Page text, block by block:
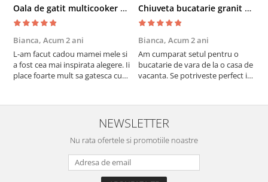
Oala de gatit multicooker 11 functii Instant Pot Pro Crisp 8 + Air Fryer 7.6 lt
Bianca, Acum 2 ani
L-am facut cadou mamei mele si
a fost cea mai inspirata alegere. Ii
place foarte mult sa gatesca cu
cratita...ma gandesc serios sa imi
cumpar si eu! Recomand mult !
Chiuveta bucatarie granit cu finisaj negru perlat/cupru Steingran Art Copper cu dozator si baterie Quadron
Bianca, Acum 2 ani
Am cumparat setul pentru o
bucatarie de vara de la o casa de
vacanta. Se potriveste perfect in
buna, recomand cu drag !
NEWSLETTER
Nu rata ofertele si promotiile noastre